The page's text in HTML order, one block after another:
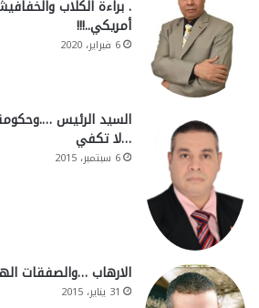
. براءة الكلاب
أمريكي..!!!
6 فبراير، 2020
السيد الرئيس
…لا تكفي
6 سبتمبر، 2015
الارهاب …والصفقات
31 يناير، 2015